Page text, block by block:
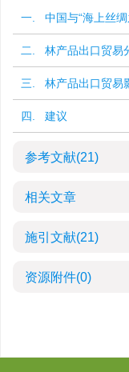
一. 中国与“海上丝绸
二. 林产品出口贸易
三. 林产品出口贸易
四. 建议
参考文献(21)
相关文章
施引文献(21)
资源附件(0)